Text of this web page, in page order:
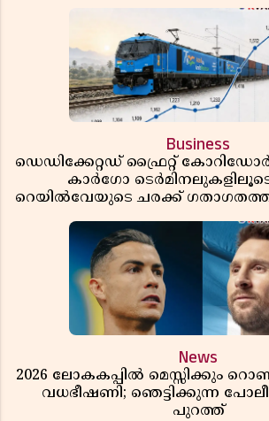
Business
ഡെഡിക്കേറ്റഡ് ഫ്രൈറ്റ്
കാർഗോ
റെയിൽവേയുടെ ചരക്ക്
News
2026 ലോകകപ്പിൽ മെസ്സിക്കും
വധഭീഷണി; ഞെട്ടിക്കുന്ന
പുറത്ത്